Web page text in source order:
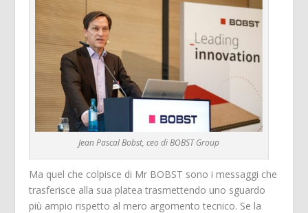
Jean Pascal Bobst, ceo di BOBST Group
Ma quel che colpisce di Mr BOBST sono i messaggi che
trasferisce alla sua platea trasmettendo uno sguardo
più ampio rispetto al mero argomento tecnico. Se la